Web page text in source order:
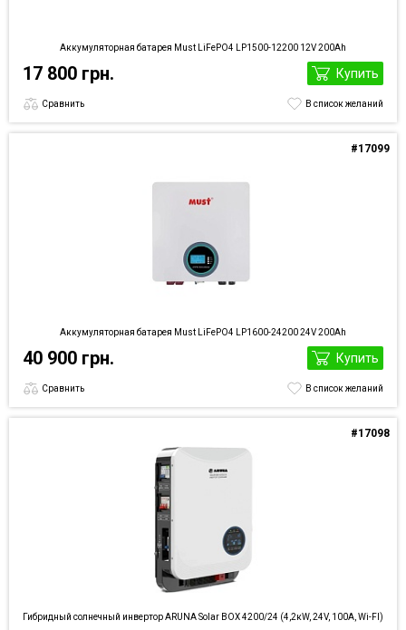
Аккумуляторная батарея Must LiFePO4 LP1500-12200 12V 200Ah
17 800 грн. Купить
Сравнить В список желаний
Аккумуляторная батарея Must LiFePO4 LP1600-24200 24V 200Ah
#17099
40 900 грн. Купить
Сравнить В список желаний
Гибридный солнечный инвертор ARUNA Solar BOX 4200/24 (4,2кW, 24V, 100A, Wi-FI)
#17098